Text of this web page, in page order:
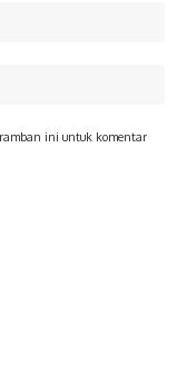
ini untuk komentar